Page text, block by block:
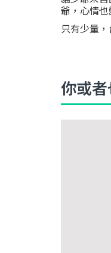
爺，心情也
只有少量
你或